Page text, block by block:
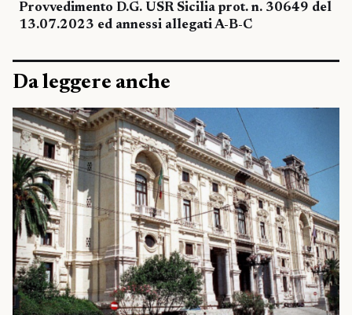
Provvedimento D.G. USR Sicilia prot. n. 30649 del
13.07.2023 ed annessi allegati A-B-C
Da leggere anche